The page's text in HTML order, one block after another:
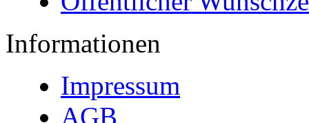
Informationen
Impressum
AGB